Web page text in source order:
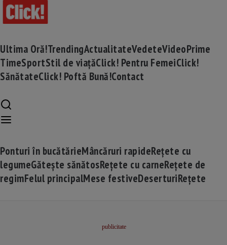
Ultima Oră!TrendingActualitateVedeteVideoPrime
TimeSportStil de viațăClick! Pentru FemeiClick!
SănătateClick! Poftă Bună!Contact
Ponturi în bucătărieMâncăruri rapideRețete cu
legumeGătește sănătosRețete cu carneRețete de
regimFelul principalMese festiveDeserturiRețete